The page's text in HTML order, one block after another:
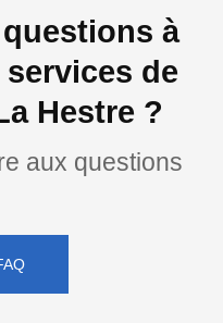
à
de
Hestre ?
aux questions